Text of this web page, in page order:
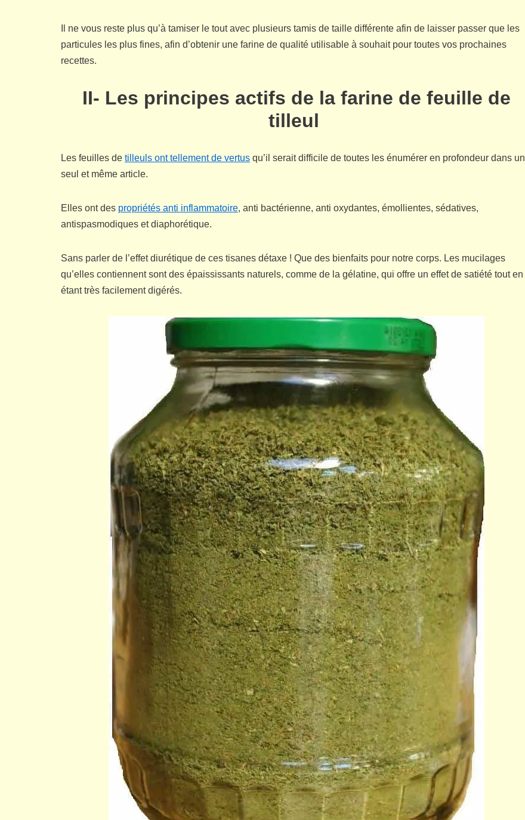
Il ne vous reste plus qu’à tamiser le tout avec plusieurs tamis de taille différente afin de laisser passer que les
particules les plus fines, afin d’obtenir une farine de qualité utilisable à souhait pour toutes vos prochaines
recettes.
II- Les principes actifs de la farine de feuille de
tilleul
Les feuilles de tilleuls ont tellement de vertus qu’il serait difficile de toutes les énumérer en profondeur dans un
seul et même article.
Elles ont des propriétés anti inflammatoire, anti bactérienne, anti oxydantes, émollientes, sédatives,
antispasmodiques et diaphorétique.
Sans parler de l’effet diurétique de ces tisanes détaxe ! Que des bienfaits pour notre corps. Les mucilages
qu’elles contiennent sont des épaississants naturels, comme de la gélatine, qui offre un effet de satiété tout en
étant très facilement digérés.